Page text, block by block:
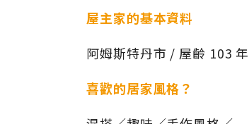
屋主家的基本資料
阿姆斯特丹市 / 屋齡 103
喜歡的居家風格？